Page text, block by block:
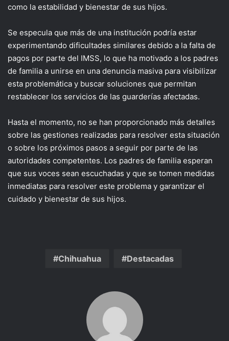
como la estabilidad y bienestar de sus hijos.
Se especula que más de una institución podría estar
experimentando dificultades similares debido a la falta de
pagos por parte del IMSS, lo que ha motivado a los padres
de familia a unirse en una denuncia masiva para visibilizar
esta problemática y buscar soluciones que permitan
restablecer los servicios de las guarderías afectadas.
Hasta el momento, no se han proporcionado más detalles
sobre las gestiones realizadas para resolver esta situación
o sobre los próximos pasos a seguir por parte de las
autoridades competentes. Los padres de familia esperan
que sus voces sean escuchadas y que se tomen medidas
inmediatas para resolver este problema y garantizar el
cuidado y bienestar de sus hijos.
Chihuahua Destacadas